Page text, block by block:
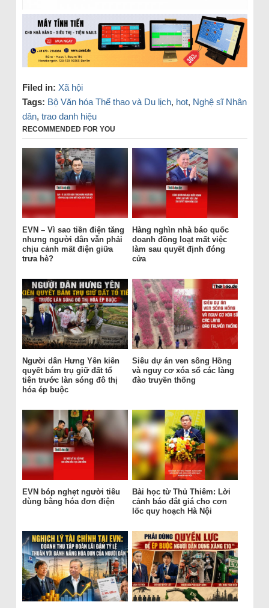
Filed in: Xã hội
Tags: Bộ Văn hóa Thể thao và Du lịch, hot, Nghệ sĩ Nhân
dân, trao danh hiệu
RECOMMENDED FOR YOU
EVN – Vì sao tiền điện tăng
nhưng người dân vẫn phải
chịu cảnh mất điện giữa
trưa hè?
Hàng nghìn nhà báo quốc
doanh đồng loạt mất việc
làm sau quyết định đóng
cửa
Người dân Hưng Yên kiên
quyết bám trụ giữ đất tổ
tiên trước làn sóng đô thị
hóa ép buộc
Siêu dự án ven sông Hồng
và nguy cơ xóa sổ các làng
đào truyền thống
EVN bóp nghẹt người tiêu
dùng bằng hóa đơn điện
Bài học từ Thủ Thiêm: Lời
cảnh báo đắt giá cho cơn
lốc quy hoạch Hà Nội